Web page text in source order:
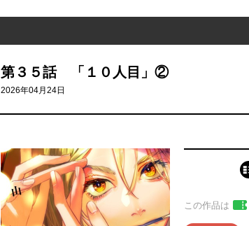
第３５話 「１０人目」②
2026年04月24日
この作品は